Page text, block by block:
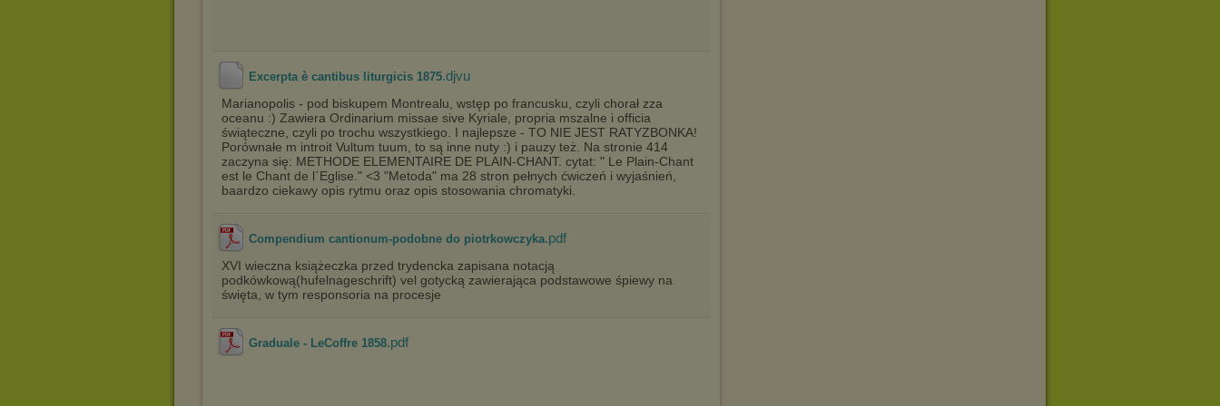
dokonując odpowiednich zmian w ustawieniach przeglądarki
internetowej.
Pełną informację na ten temat znajdziesz pod adresem
http://chomikuj.pl/PolitykaPrywatnosci.aspx.
Excerpta è cantibus liturgicis 1875.djvu
Marianopolis - pod biskupem Montrealu, wstęp po francusku, czyli chorał zza
oceanu :) Zawiera Ordinarium missae sive Kyriale, propria mszalne i officia
świąteczne, czyli po trochu wszystkiego. I najlepsze - TO NIE JEST RATYZBONKA!
Porównałe m introit Vultum tuum, to są inne nuty :) i pauzy też. Na stronie 414
zaczyna się: METHODE ELEMENTAIRE DE PLAIN-CHANT. cytat: " Le Plain-Chant
est le Chant de l`Eglise." <3 "Metoda" ma 28 stron pełnych ćwiczeń i wyjaśnień,
baardzo ciekawy opis rytmu oraz opis stosowania chromatyki.
Compendium cantionum-podobne do piotrkowczyka.pdf
XVI wieczna książeczka przed trydencka zapisana notacją
podkówkową(hufelnageschrift) vel gotycką zawierająca podstawowe śpiewy na
święta, w tym responsoria na procesje
Graduale - LeCoffre 1858.pdf